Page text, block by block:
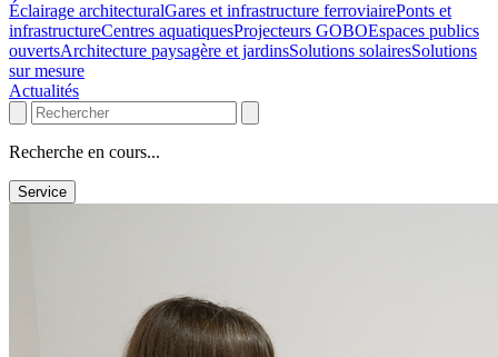
Éclairage architecturalGares et infrastructure ferroviairePonts et
infrastructureCentres aquatiquesProjecteurs GOBOEspaces publics
ouvertsArchitecture paysagère et jardinsSolutions solairesSolutions
sur mesure
Actualités
Recherche en cours...
Service